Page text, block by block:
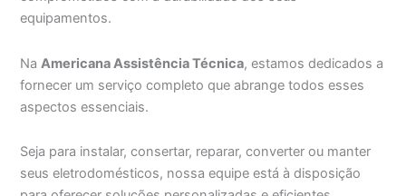
equipamentos.
NaAmericana Assistência Técnica, estamos dedicados a
fornecer um serviço completo que abrange todos esses
aspectos essenciais.
Seja para instalar, consertar, reparar, converter ou manter
seus eletrodomésticos, nossa equipe está à disposição